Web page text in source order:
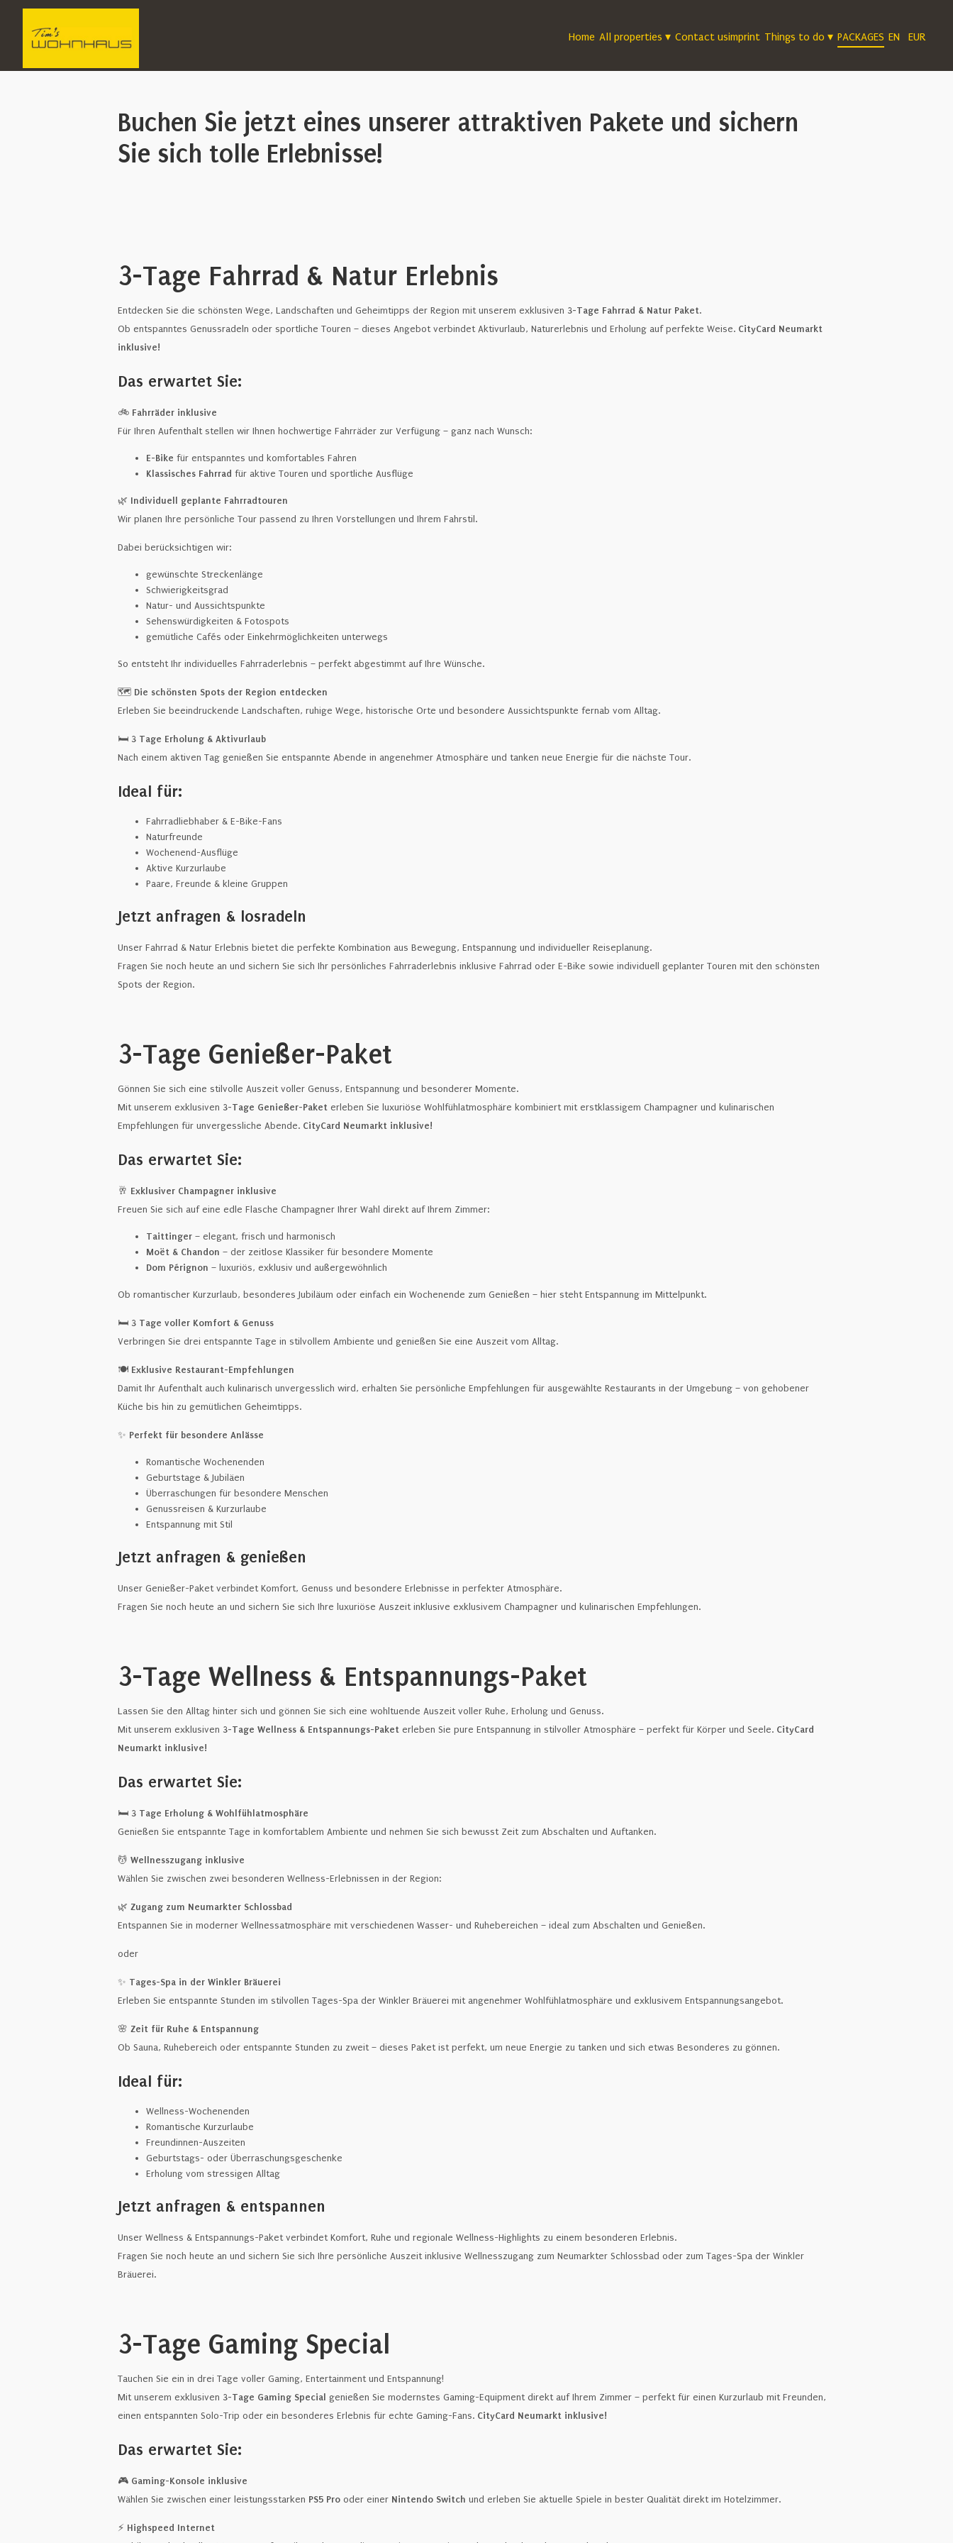
Home All properties ▾ Contact usimprint Things to do ▾ PACKAGES EN EUR
Buchen Sie jetzt eines unserer attraktiven Pakete und sichern
Sie sich tolle Erlebnisse!
3-Tage Fahrrad & Natur Erlebnis
Entdecken Sie die schönsten Wege, Landschaften und Geheimtipps der Region mit unserem exklusiven 3-Tage Fahrrad & Natur Paket.
Ob entspanntes Genussradeln oder sportliche Touren – dieses Angebot verbindet Aktivurlaub, Naturerlebnis und Erholung auf perfekte Weise. CityCard Neumarkt
inklusive!
Das erwartet Sie:
🚲 Fahrräder inklusive
Für Ihren Aufenthalt stellen wir Ihnen hochwertige Fahrräder zur Verfügung – ganz nach Wunsch:
E-Bike für entspanntes und komfortables Fahren
Klassisches Fahrrad für aktive Touren und sportliche Ausflüge
🌿 Individuell geplante Fahrradtouren
Wir planen Ihre persönliche Tour passend zu Ihren Vorstellungen und Ihrem Fahrstil.
Dabei berücksichtigen wir:
gewünschte Streckenlänge
Schwierigkeitsgrad
Natur- und Aussichtspunkte
Sehenswürdigkeiten & Fotospots
gemütliche Cafés oder Einkehrmöglichkeiten unterwegs
So entsteht Ihr individuelles Fahrraderlebnis – perfekt abgestimmt auf Ihre Wünsche.
🗺️ Die schönsten Spots der Region entdecken
Erleben Sie beeindruckende Landschaften, ruhige Wege, historische Orte und besondere Aussichtspunkte fernab vom Alltag.
🛏️ 3 Tage Erholung & Aktivurlaub
Nach einem aktiven Tag genießen Sie entspannte Abende in angenehmer Atmosphäre und tanken neue Energie für die nächste Tour.
Ideal für:
Fahrradliebhaber & E-Bike-Fans
Naturfreunde
Wochenend-Ausflüge
Aktive Kurzurlaube
Paare, Freunde & kleine Gruppen
Jetzt anfragen & losradeln
Unser Fahrrad & Natur Erlebnis bietet die perfekte Kombination aus Bewegung, Entspannung und individueller Reiseplanung.
Fragen Sie noch heute an und sichern Sie sich Ihr persönliches Fahrraderlebnis inklusive Fahrrad oder E-Bike sowie individuell geplanter Touren mit den schönsten
Spots der Region.
3-Tage Genießer-Paket
Gönnen Sie sich eine stilvolle Auszeit voller Genuss, Entspannung und besonderer Momente.
Mit unserem exklusiven 3-Tage Genießer-Paket erleben Sie luxuriöse Wohlfühlatmosphäre kombiniert mit erstklassigem Champagner und kulinarischen
Empfehlungen für unvergessliche Abende. CityCard Neumarkt inklusive!
Das erwartet Sie:
🥂 Exklusiver Champagner inklusive
Freuen Sie sich auf eine edle Flasche Champagner Ihrer Wahl direkt auf Ihrem Zimmer:
Taittinger – elegant, frisch und harmonisch
Moët & Chandon – der zeitlose Klassiker für besondere Momente
Dom Pérignon – luxuriös, exklusiv und außergewöhnlich
Ob romantischer Kurzurlaub, besonderes Jubiläum oder einfach ein Wochenende zum Genießen – hier steht Entspannung im Mittelpunkt.
🛏️ 3 Tage voller Komfort & Genuss
Verbringen Sie drei entspannte Tage in stilvollem Ambiente und genießen Sie eine Auszeit vom Alltag.
🍽️ Exklusive Restaurant-Empfehlungen
Damit Ihr Aufenthalt auch kulinarisch unvergesslich wird, erhalten Sie persönliche Empfehlungen für ausgewählte Restaurants in der Umgebung – von gehobener
Küche bis hin zu gemütlichen Geheimtipps.
✨ Perfekt für besondere Anlässe
Romantische Wochenenden
Geburtstage & Jubiläen
Überraschungen für besondere Menschen
Genussreisen & Kurzurlaube
Entspannung mit Stil
Jetzt anfragen & genießen
Unser Genießer-Paket verbindet Komfort, Genuss und besondere Erlebnisse in perfekter Atmosphäre.
Fragen Sie noch heute an und sichern Sie sich Ihre luxuriöse Auszeit inklusive exklusivem Champagner und kulinarischen Empfehlungen.
3-Tage Wellness & Entspannungs-Paket
Lassen Sie den Alltag hinter sich und gönnen Sie sich eine wohltuende Auszeit voller Ruhe, Erholung und Genuss.
Mit unserem exklusiven 3-Tage Wellness & Entspannungs-Paket erleben Sie pure Entspannung in stilvoller Atmosphäre – perfekt für Körper und Seele. CityCard
Neumarkt inklusive!
Das erwartet Sie:
🛏️ 3 Tage Erholung & Wohlfühlatmosphäre
Genießen Sie entspannte Tage in komfortablem Ambiente und nehmen Sie sich bewusst Zeit zum Abschalten und Auftanken.
💆 Wellnesszugang inklusive
Wählen Sie zwischen zwei besonderen Wellness-Erlebnissen in der Region:
🌿 Zugang zum Neumarkter Schlossbad
Entspannen Sie in moderner Wellnessatmosphäre mit verschiedenen Wasser- und Ruhebereichen – ideal zum Abschalten und Genießen.
oder
✨ Tages-Spa in der Winkler Bräuerei
Erleben Sie entspannte Stunden im stilvollen Tages-Spa der Winkler Bräuerei mit angenehmer Wohlfühlatmosphäre und exklusivem Entspannungsangebot.
🌸 Zeit für Ruhe & Entspannung
Ob Sauna, Ruhebereich oder entspannte Stunden zu zweit – dieses Paket ist perfekt, um neue Energie zu tanken und sich etwas Besonderes zu gönnen.
Ideal für:
Wellness-Wochenenden
Romantische Kurzurlaube
Freundinnen-Auszeiten
Geburtstags- oder Überraschungsgeschenke
Erholung vom stressigen Alltag
Jetzt anfragen & entspannen
Unser Wellness & Entspannungs-Paket verbindet Komfort, Ruhe und regionale Wellness-Highlights zu einem besonderen Erlebnis.
Fragen Sie noch heute an und sichern Sie sich Ihre persönliche Auszeit inklusive Wellnesszugang zum Neumarkter Schlossbad oder zum Tages-Spa der Winkler
Bräuerei.
3-Tage Gaming Special
Tauchen Sie ein in drei Tage voller Gaming, Entertainment und Entspannung!
Mit unserem exklusiven 3-Tage Gaming Special genießen Sie modernstes Gaming-Equipment direkt auf Ihrem Zimmer – perfekt für einen Kurzurlaub mit Freunden,
einen entspannten Solo-Trip oder ein besonderes Erlebnis für echte Gaming-Fans. CityCard Neumarkt inklusive!
Das erwartet Sie:
🎮 Gaming-Konsole inklusive
Wählen Sie zwischen einer leistungsstarken PS5 Pro oder einer Nintendo Switch und erleben Sie aktuelle Spiele in bester Qualität direkt im Hotelzimmer.
⚡ Highspeed Internet